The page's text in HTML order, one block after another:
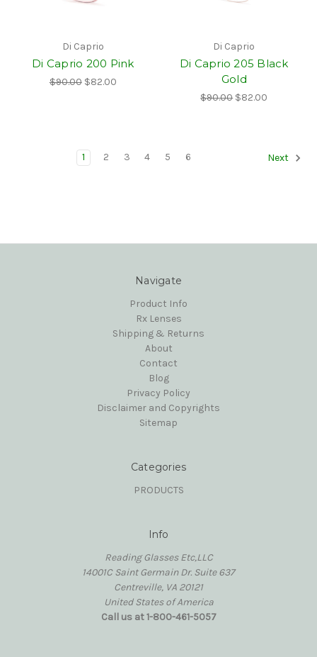
Di Caprio
Di Caprio 200 Pink
$90.00 $82.00
Di Caprio
Di Caprio 205 Black
Gold
$90.00 $82.00
1 2 3 4 5 6 Next
Navigate
Product Info
Rx Lenses
Shipping & Returns
About
Contact
Blog
Privacy Policy
Disclaimer and Copyrights
Sitemap
Categories
PRODUCTS
Info
Reading Glasses Etc,LLC
14001C Saint Germain Dr. Suite 637
Centreville, VA 20121
United States of America
Call us at 1-800-461-5057